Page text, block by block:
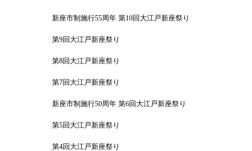
新座市制施行55周年 第10回大江戸新座祭り
第9回大江戸新座祭り
第8回大江戸新座祭り
第7回大江戸新座祭り
新座市制施行50周年 第6回大江戸新座祭り
第5回大江戸新座祭り
第4回大江戸新座祭り